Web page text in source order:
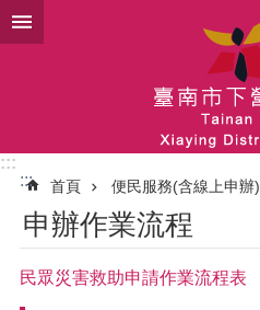
跳到主要內容區塊
:::
:::
首頁 便民服務(含線上申辦)
申辦作業流程
民眾災害救助申請作業流程表